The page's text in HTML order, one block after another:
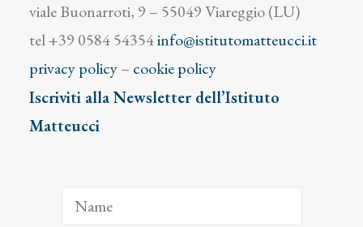
viale Buonarroti, 9 – 55049 Viareggio (LU)
tel +39 0584 54354info@istitutomatteucci.it
privacy policy– cookie policy
Iscriviti alla Newsletter dell’Istituto
Matteucci